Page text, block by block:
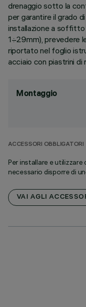
drenaggio sotto la
per garantire il grado
installazione a soffitto
1÷29mm), prevedere
riportato nel foglio
acciaio con piastrini di
Montaggio
ACCESSORI OBBLIGATORI
Per installare e
necessario disporre di
VAI AGLI